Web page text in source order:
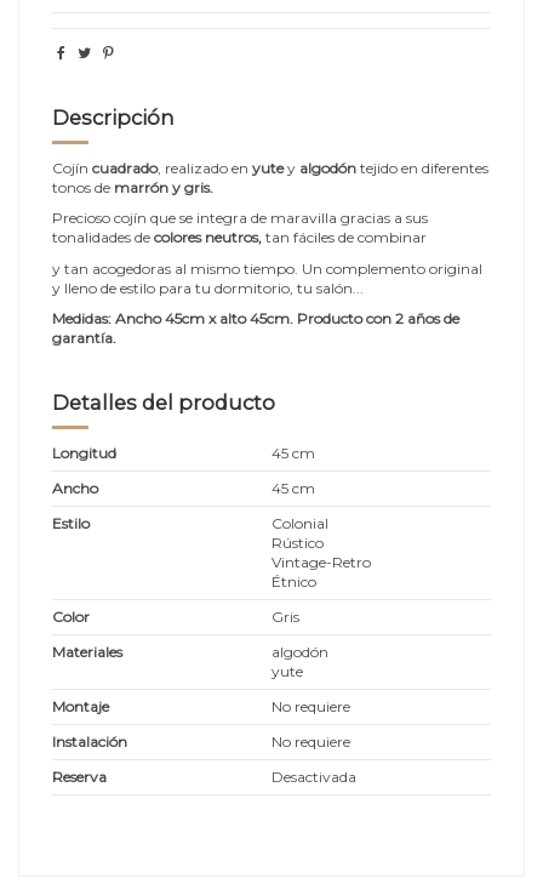
Descripción
Cojín cuadrado, realizado en yutey algodón tejido en diferentes
tonos de marrón y gris.
Precioso cojín que se integra de maravilla gracias a sus
tonalidades de colores neutros, tan fáciles de combinar
y tan acogedoras al mismo tiempo. Un complemento original
y lleno de estilo para tu dormitorio, tu salón...
Medidas: Ancho 45cm x alto 45cm. Producto con 2 años de
garantía.
Detalles del producto
Longitud
45 cm
Ancho
45 cm
Estilo
Colonial
Rústico
Vintage-Retro
Étnico
Color
Gris
Materiales
algodón
yute
Montaje
No requiere
Instalación
No requiere
Reserva
Desactivada